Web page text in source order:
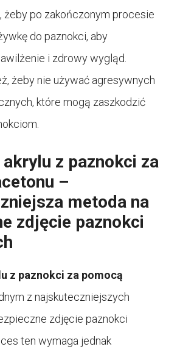
żeby po zakończonym procesie
do paznokci, aby
i zdrowy wygląd.
żeby nie używać agresywnych
które mogą zaszkodzić
akrylu z paznokci za
–
metoda na
zdjęcie paznokci
z paznokci za pomocą
z najskuteczniejszych
zdjęcie paznokci
ten wymaga jednak